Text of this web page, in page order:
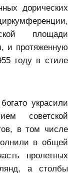
дорических
площади
и протяженную
году в стиле
украсили
советской
в том числе
в общей
пролетных
а столбы